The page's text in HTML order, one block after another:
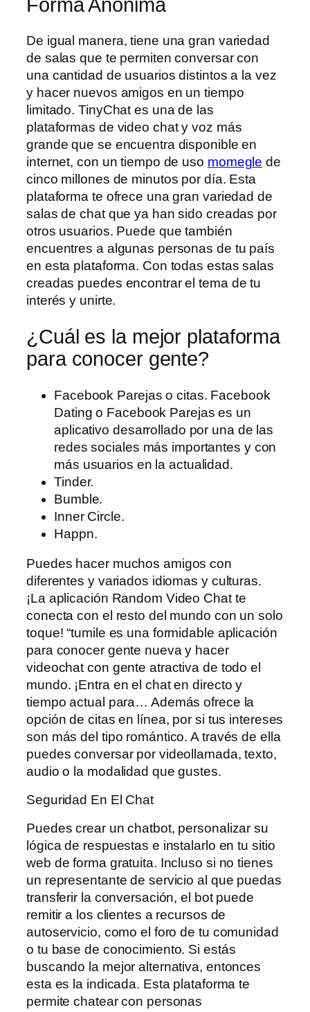
Forma Anónima
De igual manera, tiene una gran variedad
de salas que te permiten conversar con
una cantidad de usuarios distintos a la vez
y hacer nuevos amigos en un tiempo
limitado. TinyChat es una de las
plataformas de video chat y voz más
grande que se encuentra disponible en
internet, con un tiempo de uso momegle de
cinco millones de minutos por día. Esta
plataforma te ofrece una gran variedad de
salas de chat que ya han sido creadas por
otros usuarios. Puede que también
encuentres a algunas personas de tu país
en esta plataforma. Con todas estas salas
creadas puedes encontrar el tema de tu
interés y unirte.
¿Cuál es la mejor plataforma
para conocer gente?
Facebook Parejas o citas. Facebook
Dating o Facebook Parejas es un
aplicativo desarrollado por una de las
redes sociales más importantes y con
más usuarios en la actualidad.
Tinder.
Bumble.
Inner Circle.
Happn.
Puedes hacer muchos amigos con
diferentes y variados idiomas y culturas.
¡La aplicación Random Video Chat te
conecta con el resto del mundo con un solo
toque! “tumile es una formidable aplicación
para conocer gente nueva y hacer
videochat con gente atractiva de todo el
mundo. ¡Entra en el chat en directo y
tiempo actual para… Además ofrece la
opción de citas en línea, por si tus intereses
son más del tipo romántico. A través de ella
puedes conversar por videollamada, texto,
audio o la modalidad que gustes.
Seguridad En El Chat
Puedes crear un chatbot, personalizar su
lógica de respuestas e instalarlo en tu sitio
web de forma gratuita. Incluso si no tienes
un representante de servicio al que puedas
transferir la conversación, el bot puede
remitir a los clientes a recursos de
autoservicio, como el foro de tu comunidad
o tu base de conocimiento. Si estás
buscando la mejor alternativa, entonces
esta es la indicada. Esta plataforma te
permite chatear con personas